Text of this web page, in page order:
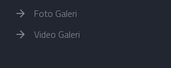
Foto Galeri
Video Galeri